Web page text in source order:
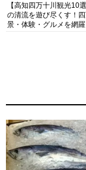
【高知四万十川観光10
の清流を遊び尽くす！
景・体験・グルメを網